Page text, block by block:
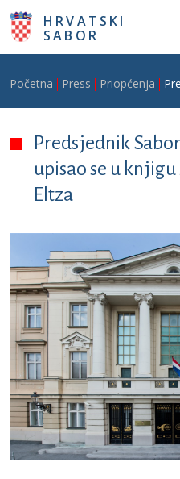
Skoči na glavni sadržaj
HRVATSKI
SABOR
Breadcrumb
Početna Press Priopćenja
Predsjednik
upisao se u
Eltza